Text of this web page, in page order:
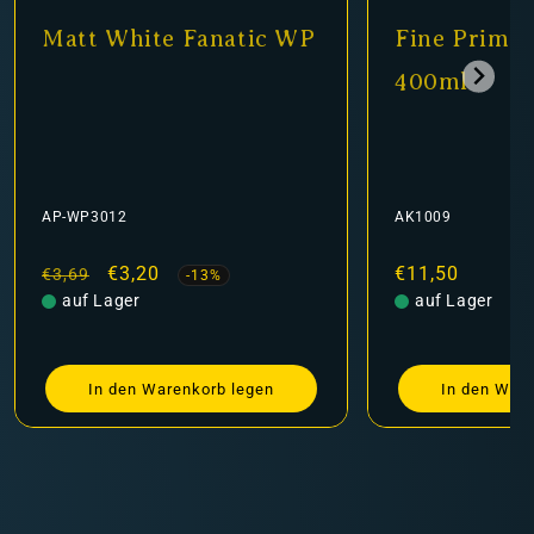
Fine Primer Black
AK1009
Normaler
Preis
€11,50
auf Lager
In den Warenkorb legen
Matt Black
AP-WP3001
Normaler
Preis
€3,69
auf Lager
In den